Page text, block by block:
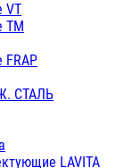
VT
ТМ
FRAP
СТАЛЬ
LAVITA